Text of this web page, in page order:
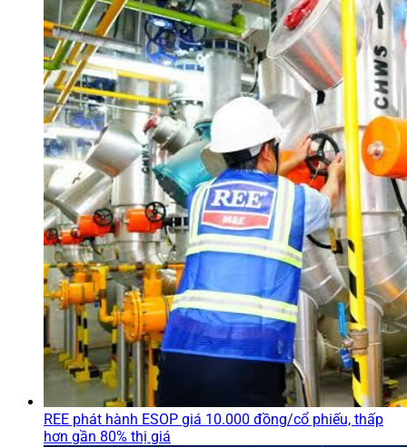
REE phát hành ESOP giá 10.000 đồng/cổ phiếu, thấp
hơn gần 80% thị giá